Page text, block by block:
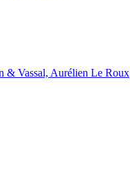
& Vassal, Aurélien Le Roux